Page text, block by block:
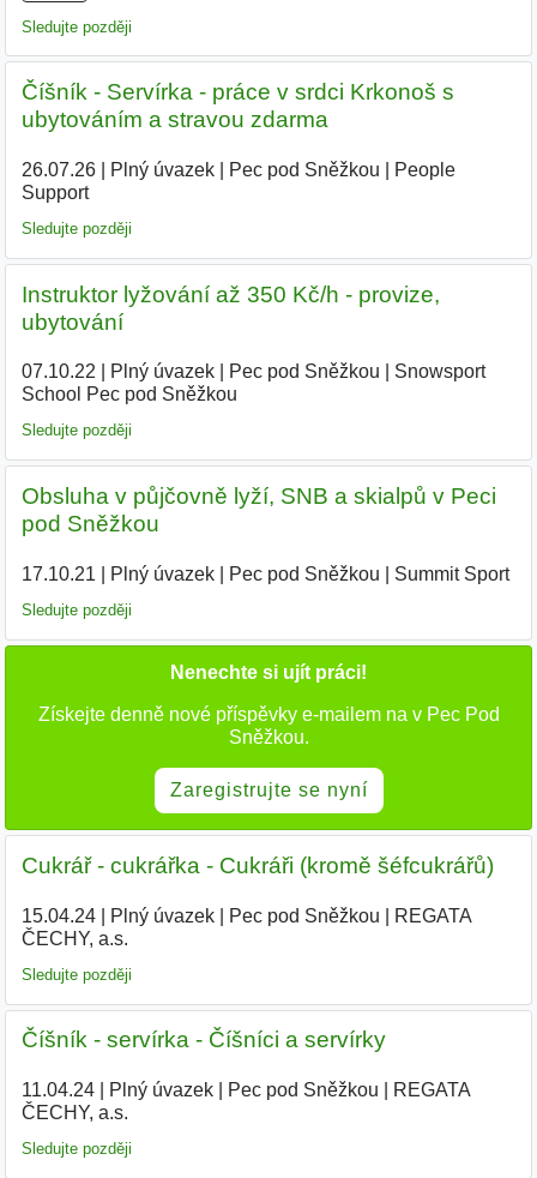
Sledujte později
Číšník - Servírka - práce v srdci Krkonoš s
ubytováním a stravou zdarma
26.07.26| Plný úvazek| Pec pod Sněžkou
People
Support|
Sledujte později
Instruktor lyžování až 350 Kč/h - provize,
ubytování
07.10.22 Plný úvazek| Pec pod Sněžkou
Snowsport
School Pec pod Sněžkou
Sledujte později
Obsluha v půjčovně lyží, SNB a skialpů v Peci
pod Sněžkou
17.10.21 Plný úvazek| Pec pod Sněžkou Summit Sport
Sledujte později
Nenechte si ujít práci!
Získejte denně nové příspěvky e-mailem na v Pec Pod
Sněžkou.
Zaregistrujte se nyní
Cukrář - cukrářka - Cukráři (kromě šéfcukrářů)
15.04.24| Plný úvazek| Pec pod Sněžkou
REGATA
ČECHY, a.s.
Sledujte později
Číšník - servírka - Číšníci a servírky
11.04.24| Plný úvazek| Pec pod Sněžkou
REGATA
ČECHY, a.s.
Sledujte později